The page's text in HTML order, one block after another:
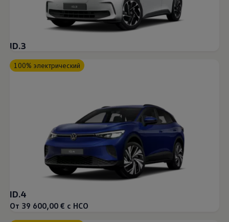
ID.3
100% электрический
ID.4
От 39 600,00 € с НСО